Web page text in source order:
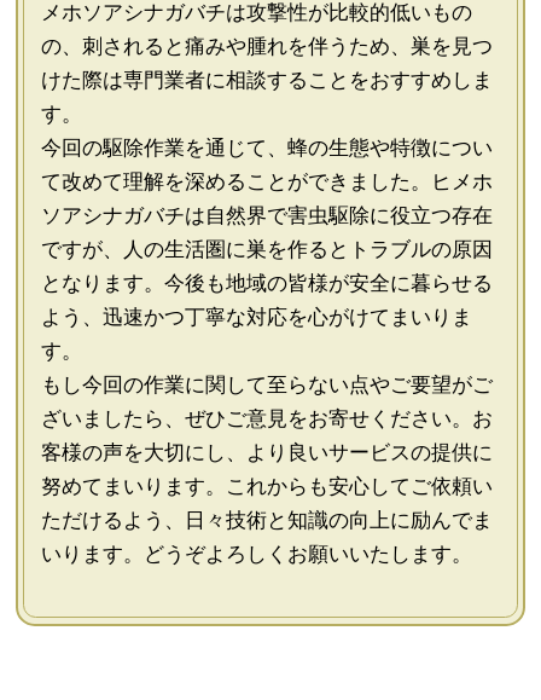
メホソアシナガバチは攻撃性が比較的低いもの
の、刺されると痛みや腫れを伴うため、巣を見つ
けた際は専門業者に相談することをおすすめしま
す。
今回の駆除作業を通じて、蜂の生態や特徴につい
て改めて理解を深めることができました。ヒメホ
ソアシナガバチは自然界で害虫駆除に役立つ存在
ですが、人の生活圏に巣を作るとトラブルの原因
となります。今後も地域の皆様が安全に暮らせる
よう、迅速かつ丁寧な対応を心がけてまいりま
す。
もし今回の作業に関して至らない点やご要望がご
ざいましたら、ぜひご意見をお寄せください。お
客様の声を大切にし、より良いサービスの提供に
努めてまいります。これからも安心してご依頼い
ただけるよう、日々技術と知識の向上に励んでま
いります。どうぞよろしくお願いいたします。